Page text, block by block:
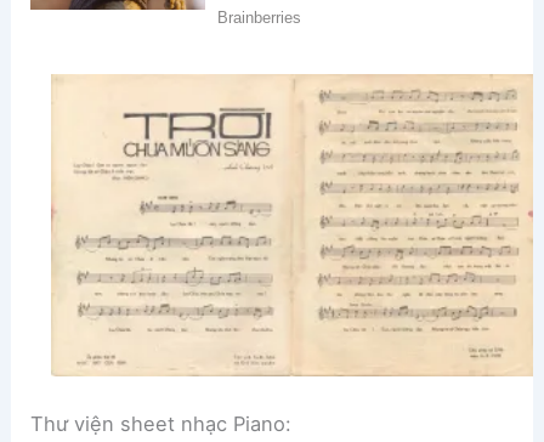
Thư viện sheet nhạc Piano: